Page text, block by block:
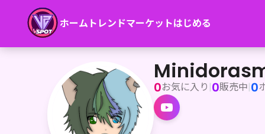
ホーム トレンドマーケットはじめる
Minidorasm
はい。というわけでおはようございます。こんにちはこんば
0お気に入り |0販売中|0